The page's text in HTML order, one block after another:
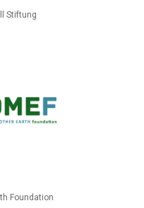
Stiftung
Foundation